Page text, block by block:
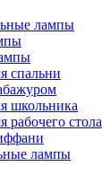
лампы
спальни
школьника
стола
лампы